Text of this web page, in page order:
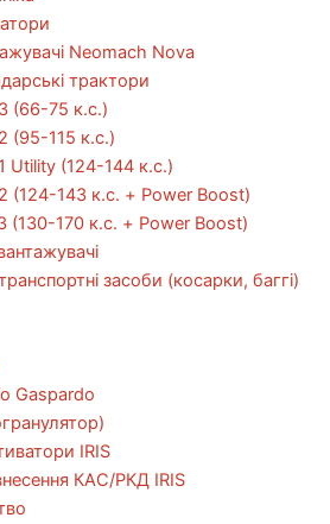
Neomach Nova
трактори
(66-75 к.с.)
(95-115 к.с.)
Utility (124-144 к.с.)
(124-143 к.с. + Power Boost)
(130-170 к.с. + Power Boost)
засоби (косарки, баггі)
Gaspardo
IRIS
КАС/РКД IRIS